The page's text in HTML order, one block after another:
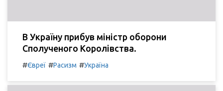
В Україну прибув міністр оборони
Сполученого Королівства.
#Євреї #Расизм #Україна